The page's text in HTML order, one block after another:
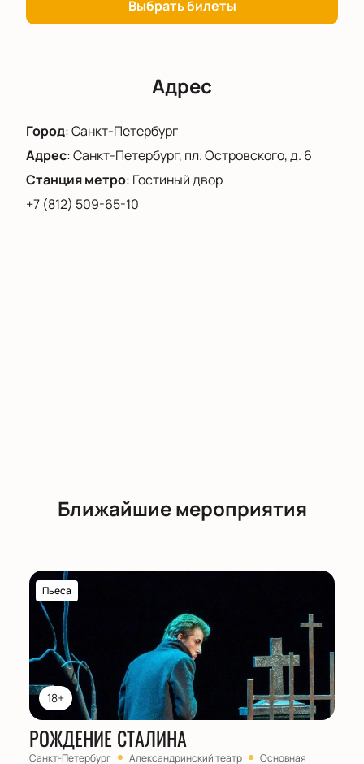
уникальное событие можно прямо сейчас.
Выбрать билеты
Адрес
Город:Санкт-Петербург
Адрес:Санкт-Петербург, пл. Островского, д. 6
Станция метро: Гостиный двор
+7 (812) 509-65-10
Ближайшие мероприятия
18+
Пьеса
РОЖДЕНИЕ СТАЛИНА
Санкт-Петербург Александринский театр
Основная